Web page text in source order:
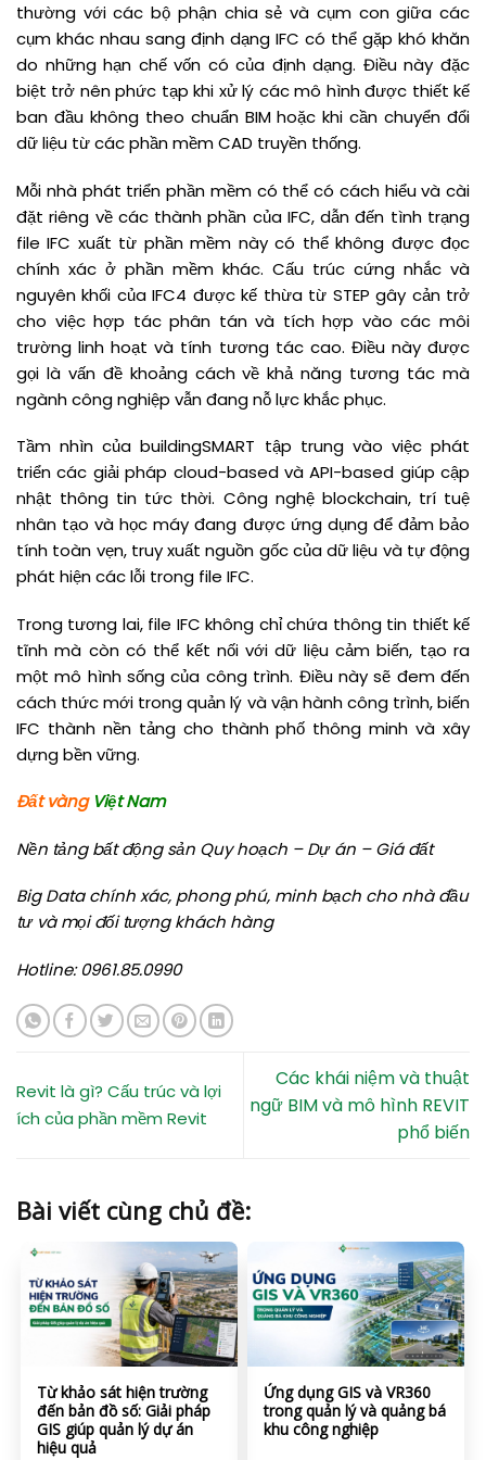
thường với các bộ phận chia sẻ và cụm con giữa các
cụm khác nhau sang định dạng IFC có thể gặp khó khăn
do những hạn chế vốn có của định dạng. Điều này đặc
biệt trở nên phức tạp khi xử lý các mô hình được thiết kế
ban đầu không theo chuẩn BIM hoặc khi cần chuyển đổi
dữ liệu từ các phần mềm CAD truyền thống.
Mỗi nhà phát triển phần mềm có thể có cách hiểu và cài
đặt riêng về các thành phần của IFC, dẫn đến tình trạng
file IFC xuất từ phần mềm này có thể không được đọc
chính xác ở phần mềm khác. Cấu trúc cứng nhắc và
nguyên khối của IFC4 được kế thừa từ STEP gây cản trở
cho việc hợp tác phân tán và tích hợp vào các môi
trường linh hoạt và tính tương tác cao. Điều này được
gọi là vấn đề khoảng cách về khả năng tương tác mà
ngành công nghiệp vẫn đang nỗ lực khắc phục.
Tầm nhìn của buildingSMART tập trung vào việc phát
triển các giải pháp cloud-based và API-based giúp cập
nhật thông tin tức thời. Công nghệ blockchain, trí tuệ
nhân tạo và học máy đang được ứng dụng để đảm bảo
tính toàn vẹn, truy xuất nguồn gốc của dữ liệu và tự động
phát hiện các lỗi trong file IFC.
Trong tương lai, file IFC không chỉ chứa thông tin thiết kế
tĩnh mà còn có thể kết nối với dữ liệu cảm biến, tạo ra
một mô hình sống của công trình. Điều này sẽ đem đến
cách thức mới trong quản lý và vận hành công trình, biến
IFC thành nền tảng cho thành phố thông minh và xây
dựng bền vững.
Đất vàng Việt Nam
Nền tảng bất động sản Quy hoạch – Dự án – Giá đất
​​Big Data chính xác, phong phú, minh bạch cho nhà đầu
tư và mọi đối tượng khách hàng
​​Hotline: 0961.85.0990
Revit là gì? Cấu trúc và lợi
ích của phần mềm Revit
Các khái niệm và thuật
ngữ BIM và mô hình REVIT
phổ biến
Bài viết cùng chủ đề:
Từ khảo sát hiện trường
đến bản đồ số: Giải pháp
GIS giúp quản lý dự án
hiệu quả
Ứng dụng GIS và VR360
trong quản lý và quảng bá
khu công nghiệp